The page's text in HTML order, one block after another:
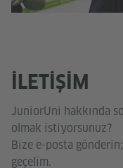
İLETIŞIM
JuniorUni hakkında
olmak istiyorsunuz?
Bize e-posta
geçelim.